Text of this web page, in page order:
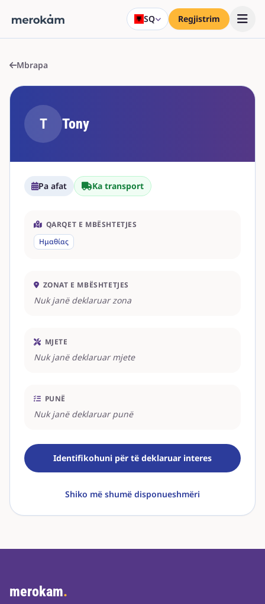
SQ Regjistrim
Mbrapa
T Tony
Pa afat Ka transport
QARQET E MBËSHTETJES
Ημαθίας
ZONAT E MBËSHTETJES
Nuk janë deklaruar zona
MJETE
Nuk janë deklaruar mjete
PUNË
Nuk janë deklaruar punë
Identifikohuni për të deklaruar interes
Shiko më shumë disponueshmëri
merokam.